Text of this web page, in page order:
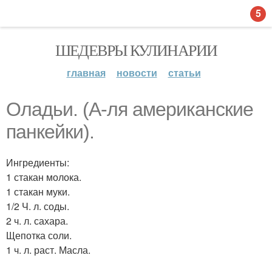
ШЕДЕВРЫ КУЛИНАРИИ
главная новости статьи
Оладьи. (А-ля американские
панкейки).
Ингредиенты:
1 стакан молока.
1 стакан муки.
1/2 Ч. л. соды.
2 ч. л. сахара.
Щепотка соли.
1 ч. л. раст. Масла.
5